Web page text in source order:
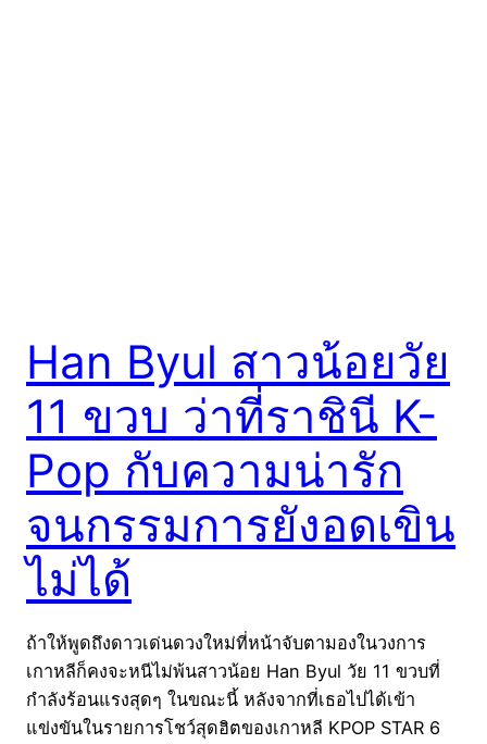
Han Byul สาวน้อยวัย
11 ขวบ ว่าที่ราชินี K-
Pop กับความน่ารัก
จนกรรมการยังอดเขิน
ไม่ได้
ถ้าให้พูดถึงดาวเด่นดวงใหม่ที่หน้าจับตามองในวงการ
เกาหลีก็คงจะหนีไม่พ้นสาวน้อย Han Byul วัย 11 ขวบที่
กำลังร้อนแรงสุดๆ ในขณะนี้ หลังจากที่เธอไปได้เข้า
แข่งขันในรายการโชว์สุดฮิตของเกาหลี KPOP STAR 6